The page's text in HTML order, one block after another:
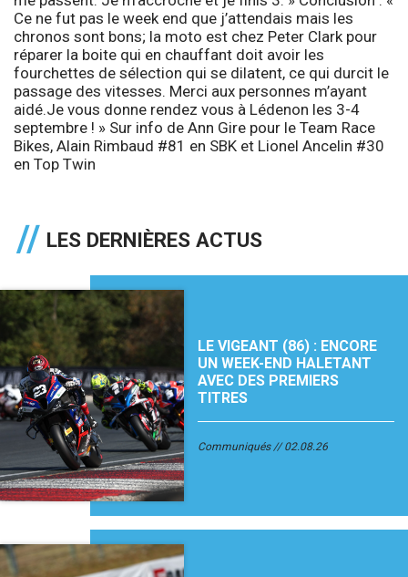
Ce ne fut pas le week end que j’attendais mais les
chronos sont bons; la moto est chez Peter Clark pour
réparer la boite qui en chauffant doit avoir les
fourchettes de sélection qui se dilatent, ce qui durcit le
passage des vitesses. Merci aux personnes m’ayant
aidé.Je vous donne rendez vous à Lédenon les 3-4
septembre ! » Sur info de Ann Gire pour le Team Race
Bikes, Alain Rimbaud #81 en SBK et Lionel Ancelin #30
en Top Twin
LES DERNIÈRES ACTUS
LE VIGEANT (86) : ENCORE
UN WEEK-END HALETANT
AVEC DES PREMIERS
TITRES
Communiqués 02.08.26